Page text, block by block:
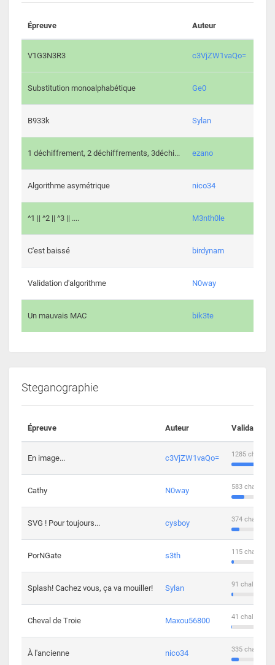
Épreuve Auteur
V1G3N3R3 c3VjZW1vaQo=
Substitution monoalphabétique Ge0
B933k Sylan
1 déchiffrement, 2 déchiffrements, 3déchi... ezano
Algorithme asymétrique nico34
^1 || ^2 || ^3 || .... M3nth0le
C'est baissé birdynam
Validation d'algorithme N0way
Un mauvais MAC bik3te
Steganographie
Épreuve Auteur Validations
En image... c3VjZW1vaQo= 1285
Cathy N0way 583
SVG ! Pour toujours... cysboy 374
PorNGate s3th 115
Splash! Cachez vous, ça va mouiller! Sylan 91
Cheval de Troie Maxou56800 41
À l'ancienne nico34 335